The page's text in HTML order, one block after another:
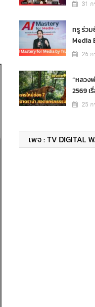
31
ทรู ร่ว
Media
26
“หลวง
2569 เ
25
เพจ : TV DIGITAL